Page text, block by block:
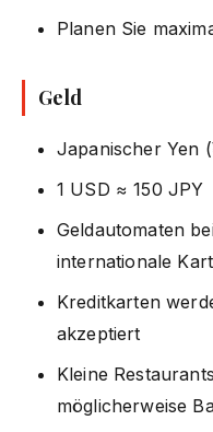
Planen Sie
Geld
Japanischer Yen
1 USD ≈ 150 JPY
Geldautomaten
internationale
Kreditkarten
akzeptiert
Kleine
möglicherweise